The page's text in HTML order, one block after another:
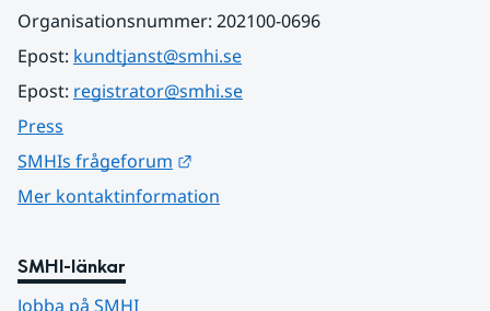
Organisationsnummer: 202100-0696
Epost: kundtjanst@smhi.se
Epost: registrator@smhi.se
Press
SMHIs frågeforum
Mer kontaktinformation
SMHI-länkar
Jobba på SMHI